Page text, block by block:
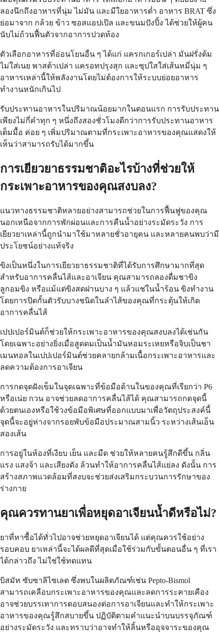
ลองนึกถึงอาหารที่นุ่ม ไม่มัน และมีใยอาหารต่ำ อาหาร BRAT ซึ่ง
ย่อมาจาก กล้วย ข้าว ซอสแอปเปิล และขนมปังปิ้ง ได้ช่วยให้ผู้คน
นับไม่ถ้วนฟื้นตัวจากอาการปวดท้อง
ตัวเลือกอาหารที่อ่อนโยนอื่น ๆ ได้แก่ แครกเกอร์เปล่า มันฝรั่งต้ม
ไม่ใส่เนย พาสต้าเปล่า แครอทปรุงสุก และซุปใสใส่เส้นหมี่นุ่ม ๆ
อาหารเหล่านี้ให้พลังงานโดยไม่ต้องการให้ระบบย่อยอาหาร
ทำงานหนักเกินไป
รับประทานอาหารในปริมาณน้อยมากในตอนแรก การรับประทาน
เพียงไม่กี่คำทุก ๆ หนึ่งถึงสองชั่วโมงดีกว่าการรับประทานอาหาร
เต็มมื้อ ค่อย ๆ เพิ่มปริมาณตามที่กระเพาะอาหารของคุณแสดงให้
เห็นว่าสามารถรับได้มากขึ้น
การเยียวยาธรรมชาติอะไรบ้างที่ช่วยให้
กระเพาะอาหารของคุณสงบลง?
แนวทางธรรมชาติหลายอย่างสามารถช่วยในการฟื้นฟูของคุณ
นอกเหนือจากการพักผ่อนและการคืนน้ำอย่างระมัดระวัง การ
เยียวยาเหล่านี้ถูกนำมาใช้มาหลายชั่วอายุคน และหลายคนพบว่ามี
ประโยชน์อย่างแท้จริง
ขิงเป็นหนึ่งในการเยียวยาธรรมชาติที่ได้รับการศึกษามากที่สุด
สำหรับอาการคลื่นไส้และอาเจียน คุณสามารถลองดื่มชาขิง
ลูกอมขิง หรือแม้แต่ขิงสดฝานบาง ๆ แล้วแช่ในน้ำร้อน ขิงทำงาน
โดยการปิดกั้นตัวรับบางชนิดในลำไส้ของคุณที่กระตุ้นให้เกิด
อาการคลื่นไส้
เปปเปอร์มินต์ก็ช่วยให้กระเพาะอาหารของคุณสงบลงได้เช่นกัน
โดยเฉพาะอย่างยิ่งเมื่อสูดดมเป็นน้ำมันหอมระเหยหรือจิบเป็นชา
เมนทอลในเปปเปอร์มินต์ช่วยคลายกล้ามเนื้อกระเพาะอาหารและ
ลดความต้องการอาเจียน
การกดจุดฝังเข็มในจุดเฉพาะที่ข้อมือด้านในของคุณที่เรียกว่า P6
หรือเน่ย กวน อาจช่วยลดอาการคลื่นไส้ได้ คุณสามารถกดจุดนี้
ด้วยตนเองหรือใช้วงข้อมือพิเศษที่ออกแบบมาเพื่อวัตถุประสงค์นี้
จุดนี้จะอยู่ห่างจากรอยพับข้อมือประมาณสามนิ้ว ระหว่างเส้นเอ็น
สองเส้น
การอยู่ในห้องที่เงียบ เย็น และมืด ช่วยให้หลายคนรู้สึกดีขึ้น กลิ่น
แรง แสงจ้า และเสียงดัง ล้วนทำให้อาการคลื่นไส้แย่ลง ดังนั้น การ
สร้างสภาพแวดล้อมที่สงบจะช่วยส่งเสริมกระบวนการรักษาของ
ร่างกาย
คุณควรทานยาเพื่อหยุดอาเจียนน้ำดีหรือไม่?
ยาที่หาซื้อได้ทั่วไปอาจช่วยหยุดอาเจียนได้ แต่คุณควรใช้อย่าง
รอบคอบ ยาเหล่านี้จะได้ผลดีที่สุดเมื่อใช้ร่วมกับขั้นตอนอื่น ๆ ที่เรา
ได้กล่าวถึง ไม่ใช่ใช้ทดแทน
บิสมัท ซับซาลิไซเลต ซึ่งพบในผลิตภัณฑ์เช่น Pepto-Bismol
สามารถเคลือบกระเพาะอาหารของคุณและลดการระคายเคือง
อาจช่วยบรรเทาการตอบสนองต่อการอาเจียนและทำให้กระเพาะ
อาหารของคุณรู้สึกสบายขึ้น ปฏิบัติตามคำแนะนำบนบรรจุภัณฑ์
อย่างระมัดระวัง และทราบว่าอาจทำให้ลิ้นหรืออุจจาระของคุณ